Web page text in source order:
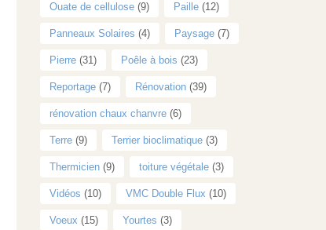
Ouate de cellulose(9) Paille(12)
Panneaux Solaires (4) Paysage(7)
Pierre(31) Poêle à bois (23)
Reportage(7) Rénovation(39)
rénovation chaux chanvre(6)
Terre(9) Terrier bioclimatique(3)
Thermicien(9) toiture végétale(3)
Vidéos (10) VMC Double Flux (10)
Voeux (15) Yourtes (3)